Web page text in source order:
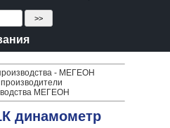
- МЕГЕОН
МЕГЕОН
динамометр